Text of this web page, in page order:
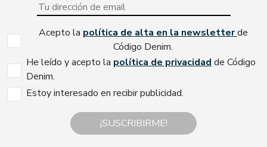
Acepto la política de alta en la newsletterde
Código Denim.
He leído y acepto la política de privacidadde Código
Denim.
Estoy interesado en recibir publicidad.
¡SUSCRIBIRME!